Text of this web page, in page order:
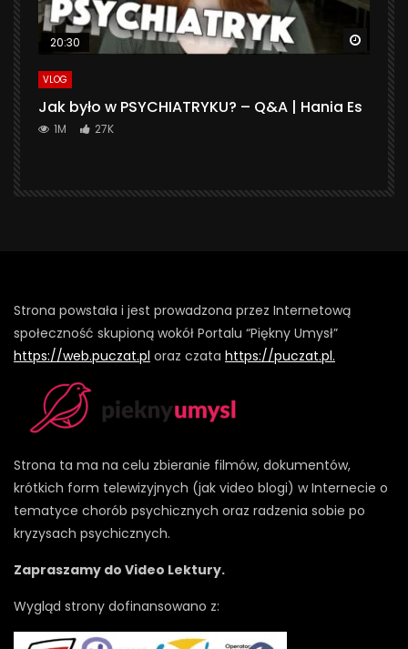
20:30
VLOG
Jak było w PSYCHIATRYKU? – Q&A | Hania Es
1M 27K
Strona powstała i jest prowadzona przez Internetową
społeczność skupioną wokół Portalu “Piękny Umysł”
https://web.puczat.pl oraz czata https://puczat.pl.
Strona ta ma na celu zbieranie filmów, dokumentów,
krótkich form telewizyjnych (jak video blogi) w Internecie o
tematyce chorób psychicznych oraz radzenia sobie po
kryzysach psychicznych.
Zapraszamy do Video Lektury.
Wygląd strony dofinansowano z: